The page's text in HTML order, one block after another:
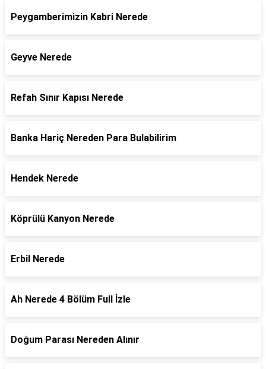
Peygamberimizin Kabri Nerede
Geyve Nerede
Refah Sınır Kapısı Nerede
Banka Hariç Nereden Para Bulabilirim
Hendek Nerede
Köprülü Kanyon Nerede
Erbil Nerede
Ah Nerede 4 Bölüm Full İzle
Doğum Parası Nereden Alınır